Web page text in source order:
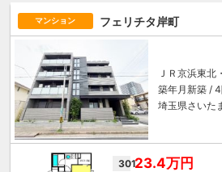
マンション フェリチタ岸町
ＪＲ京浜東北
築年月新築 /
埼玉県さいた
30123.4万円